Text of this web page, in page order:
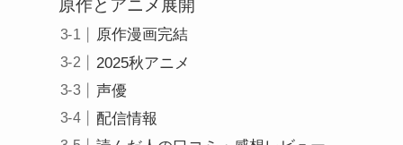
原作とアニメ展開
原作漫画完結
2025秋アニメ
声優
配信情報